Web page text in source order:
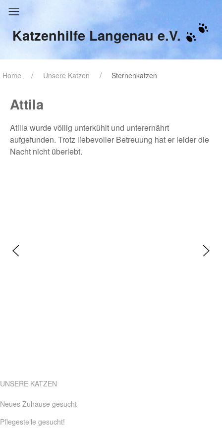
Katzenhilfe Langenau e.V.
Home Unsere Katzen Sternenkatzen
Attila
Atilla wurde völlig unterkühlt und unterernährt
aufgefunden. Trotz liebevoller Betreuung hat er leider die
Nacht nicht überlebt.
UNSERE KATZEN
Neues Zuhause gesucht
Pflegestelle gesucht!